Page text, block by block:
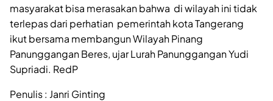
masyarakat bisa merasakan bahwa di wilayah ini tidak
terlepas dari perhatian pemerintah kota Tangerang
ikut bersama membangun Wilayah Pinang
Panunggangan Beres, ujar Lurah Panunggangan Yudi
Supriadi. RedP
Penulis : Janri Ginting